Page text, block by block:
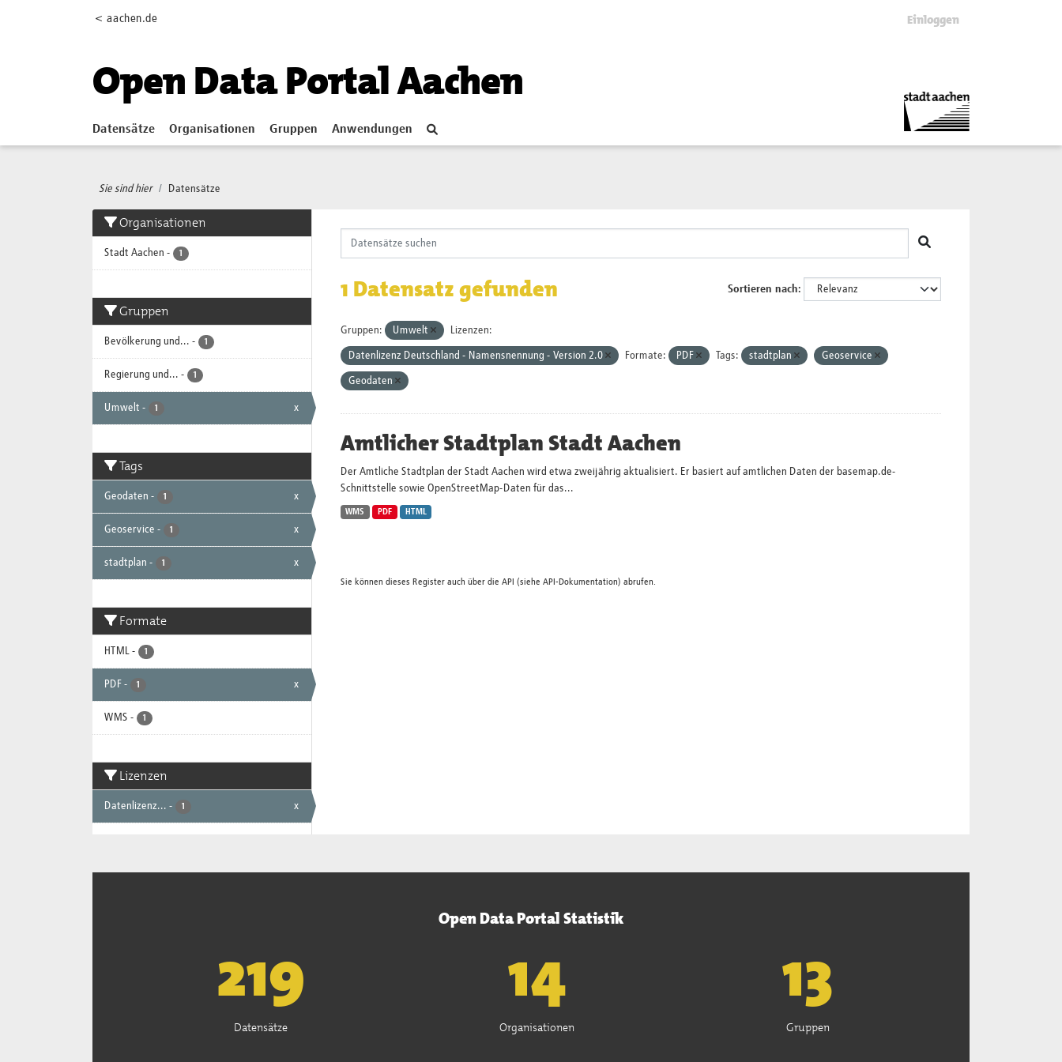
< aachen.de Einloggen
Open Data Portal Aachen
Datensätze Organisationen Gruppen Anwendungen
Sie sind hier Datensätze
Organisationen
Stadt Aachen - 1
Gruppen
Bevölkerung und... - 1
Regierung und... - 1
Umwelt - 1 x
Tags
Geodaten - 1 x
Geoservice - 1 x
stadtplan - 1 x
Formate
HTML - 1
PDF - 1 x
WMS - 1
Lizenzen
Datenlizenz... - 1 x
Sortieren nach
1 Datensatz gefunden
Gruppen: Umwelt Lizenzen:
Datenlizenz Deutschland - Namensnennung - Version 2.0 Formate: PDF Tags: stadtplan Geoservice
Geodaten
Amtlicher Stadtplan Stadt Aachen
Der Amtliche Stadtplan der Stadt Aachen wird etwa zweijährig aktualisiert. Er basiert auf amtlichen Daten der basemap.de-
Schnittstelle sowie OpenStreetMap-Daten für das...
WMS PDF HTML
Sie können dieses Register auch über die API (siehe API-Dokumentation) abrufen.
Open Data Portal Statistik
222
Datensätze
15
Organisationen
13
Gruppen